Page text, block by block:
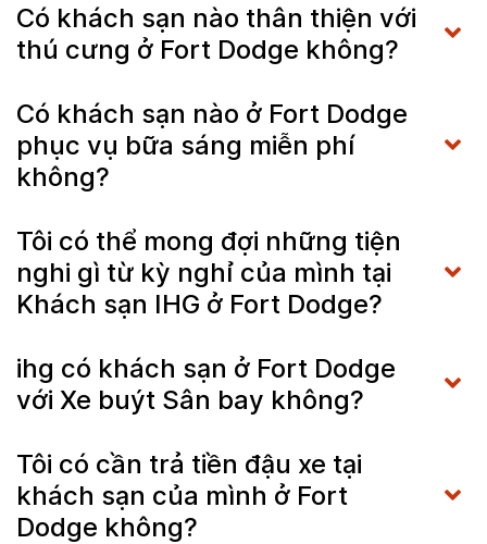
Có khách sạn nào thân thiện với
thú cưng ở Fort Dodge không?
Có khách sạn nào ở Fort Dodge
phục vụ bữa sáng miễn phí
không?
Tôi có thể mong đợi những tiện
nghi gì từ kỳ nghỉ của mình tại
Khách sạn IHG ở Fort Dodge?
ihg có khách sạn ở Fort Dodge
với Xe buýt Sân bay không?
Tôi có cần trả tiền đậu xe tại
khách sạn của mình ở Fort
Dodge không?